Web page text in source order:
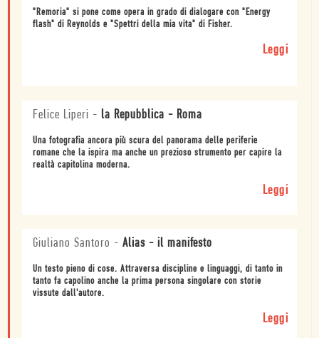
"Remoria" si pone come opera in grado di dialogare con "Energy
flash" di Reynolds e "Spettri della mia vita" di Fisher.
Leggi
Felice Liperi - la Repubblica - Roma
Una fotografia ancora più scura del panorama delle periferie
romane che la ispira ma anche un prezioso strumento per capire la
realtà capitolina moderna.
Leggi
Giuliano Santoro - Alias - il manifesto
Un testo pieno di cose. Attraversa discipline e linguaggi, di tanto in
tanto fa capolino anche la prima persona singolare con storie
vissute dall'autore.
Leggi